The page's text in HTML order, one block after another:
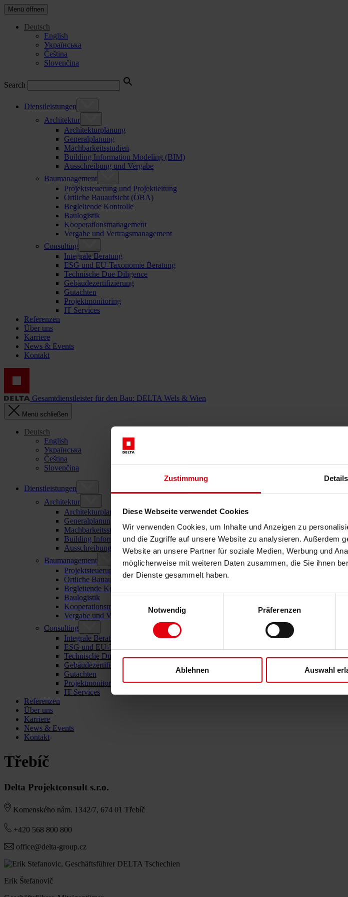
Zustimmung Details
Diese Webseite verwendet Cookies
Wir verwenden Cookies, um Inhalte und Anzeigen zu
und die Zugriffe auf unsere Website zu analysieren. Außerdem
Website an unsere Partner für soziale Medien, Werbung und
möglicherweise mit weiteren Daten zusammen, die Sie ihnen
der Dienste gesammelt haben.
Notwendig
Präferenzen
Ablehnen Auswahl
Menü öffnen
Deutsch
English
Українська
Čeština
Slovenčina
Search
Dienstleistungen
Architektur
Architekturplanung
Generalplanung
Machbarkeitsstudien
Building Information Modeling (BIM)
Ausschreibung und Vergabe
Baumanagement
Projektsteuerung und Projektleitung
Örtliche Bauaufsicht (ÖBA)
Begleitende Kontrolle
Baulogistik
Kooperationsmanagement
Vergabe und Vertragsmanagement
Consulting
Integrale Beratung
ESG und EU-Taxonomie Beratung
Technische Due Diligence
Gebäudezertifizierung
Gutachten
Projektmonitoring
IT Services
Referenzen
Über uns
Karriere
News & Events
Kontakt
Gesamtdienstleister für den Bau: DELTA Wels & Wien
Menü schließen
Deutsch
English
Українська
Čeština
Slovenčina
Dienstleistungen
Architektur
Architekturplanung
Generalplanung
Machbarkeitsstudien
Building Information Modeling (BIM)
Ausschreibung und Vergabe
Baumanagement
Projektsteuerung und Projektleitung
Örtliche Bauaufsicht (ÖBA)
Begleitende Kontrolle
Baulogistik
Kooperationsmanagement
Vergabe und Vertragsmanagement
Consulting
Integrale Beratung
ESG und EU-Taxonomie Beratung
Technische Due Diligence
Gebäudezertifizierung
Gutachten
Projektmonitoring
IT Services
Referenzen
Über uns
Karriere
News & Events
Kontakt
Třebíč
Delta Projektconsult s.r.o.
Komenského nám. 1342/7, 674 01 Třebíč
+420 568 800 800
office@delta-group.cz
Erik Štefanovič